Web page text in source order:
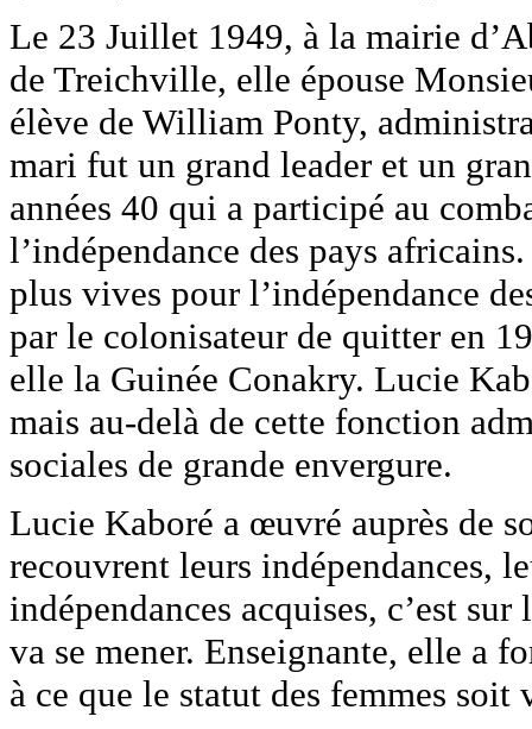
Le 23 Juillet 1949, à la mairie
de Treichville, elle épouse
élève de William Ponty,
mari fut un grand leader et un
années 40 qui a participé au
l’indépendance des pays
plus vives pour l’indépendance
par le colonisateur de quitter en
elle la Guinée Conakry. Lucie
mais au-delà de cette fonction
sociales de grande envergure.
Lucie Kaboré a œuvré auprès de
recouvrent leurs indépendances,
indépendances acquises, c’est
va se mener. Enseignante, elle a
à ce que le statut des femmes